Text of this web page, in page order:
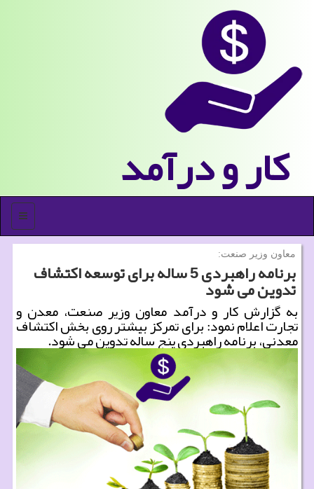
كار و درآمد
منو
معاون وزیر صنعت:
برنامه راهبردی 5 ساله برای توسعه اكتشاف
تدوین می شود
به گزارش کار و درآمد معاون وزیر صنعت، معدن و
تجارت اعلام نمود: برای تمرکز بیشتر روی بخش اکتشاف
معدنی، برنامه راهبردی پنج ساله تدوین می شود.